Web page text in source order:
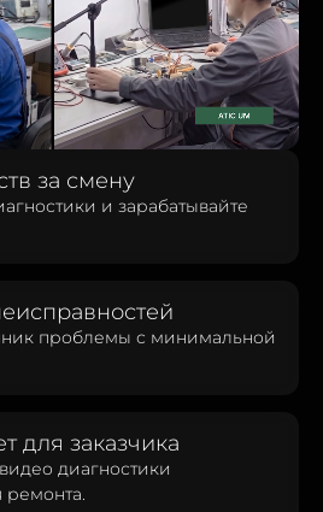
за смену
и зарабатывайте
проблемы с минимальной
для заказчика
диагностики
ремонта.